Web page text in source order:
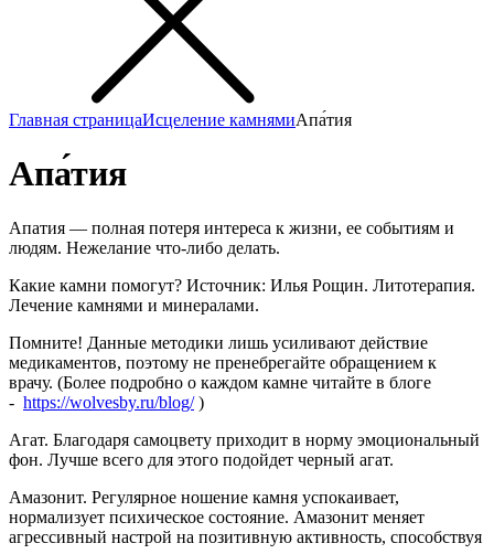
Главная страницаИсцеление камнямиАпа́тия
Апа́тия
Апатия — полная потеря интереса к жизни, ее событиям и
людям. Нежелание что-либо делать.
Какие камни помогут? Источник: Илья Рощин. Литотерапия.
Лечение камнями и минералами.
Помните! Данные методики лишь усиливают действие
медикаментов, поэтому не пренебрегайте обращением к
врачу. (Более подробно о каждом камне читайте в блоге
- https://wolvesby.ru/blog/)
Агат. Благодаря самоцвету приходит в норму эмоциональный
фон. Лучше всего для этого подойдет черный агат.
Амазонит. Регулярное ношение камня успокаивает,
нормализует психическое состояние. Амазонит меняет
агрессивный настрой на позитивную активность, способствуя